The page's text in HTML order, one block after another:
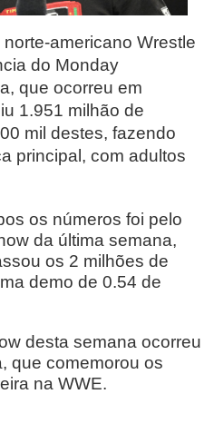
americano Wrestle
do Monday
que ocorreu em
1.951 milhão de
mil destes, fazendo
principal, com adultos
os números foi pelo
da última semana,
os 2 milhões de
demo de 0.54 de
desta semana ocorreu
que comemorou os
na WWE.